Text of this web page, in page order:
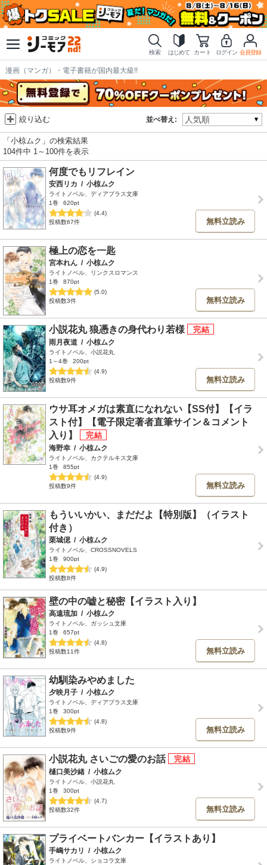
検索 はじめて カート ログイン 会員登録
漫画（マンガ）・電子書籍が国内最大級!!
並べ替え:
絞り込む
「小椋ムク」の検索結果
104件中 1～100件を表示
何度でもリフレイン
安西リカ / 小椋ムク
ライトノベル、ディアプラス文庫
1巻
620pt
(4.4)
投稿数67件
無料立読み
極上の恋を一匙
宮本れん / 小椋ムク
ライトノベル、リンクスロマンス
1巻
870pt
(5.0)
投稿数3件
無料立読み
小説花丸 狼憑きの身代わり若様
雨月夜道 / 小椋ムク
ライトノベル、小説花丸
1～4巻
200pt
(4.9)
投稿数9件
無料立読み
ウサ耳オメガは素直になれない【SS付】【イラ
スト付】【電子限定著者直筆サイン＆コメント
入り】
海野幸 / 小椋ムク
ライトノベル、カクテルキス文庫
1巻
855pt
(4.9)
投稿数9件
無料立読み
もういいかい、まだだよ【特別版】（イラスト
付き）
栗城偲 / 小椋ムク
ライトノベル、CROSSNOVELS
1巻
900pt
(4.9)
投稿数8件
壁の中の嘘と秘密【イラスト入り】
高遠琉加 / 小椋ムク
ライトノベル、ガッシュ文庫
1巻
657pt
(4.8)
投稿数11件
無料立読み
幼馴染みやめました
夕映月子 / 小椋ムク
ライトノベル、ディアプラス文庫
1巻
300pt
(4.8)
投稿数9件
無料立読み
小説花丸 さいごの愛のお話
樋口美沙緒 / 小椋ムク
ライトノベル、小説花丸
1巻
300pt
(4.7)
投稿数32件
無料立読み
プライベートバンカー【イラストあり】
手嶋サカリ / 小椋ムク
ライトノベル、ショコラ文庫